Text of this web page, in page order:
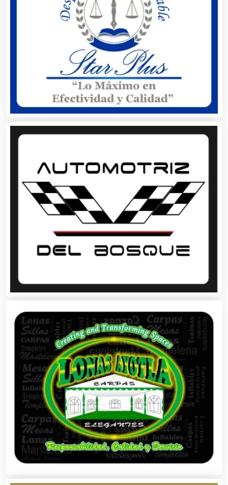
Alquiler de Trajes de Etiqueta
Alta Costura
Aluminio
Ambulancias
Análisis Clínicos
Análisis de Aguas
Animadores de Eventos
Artes Gráficas
Artesanías
Artículos de Oficina
Artículos de Piel
Artículos Deportivos